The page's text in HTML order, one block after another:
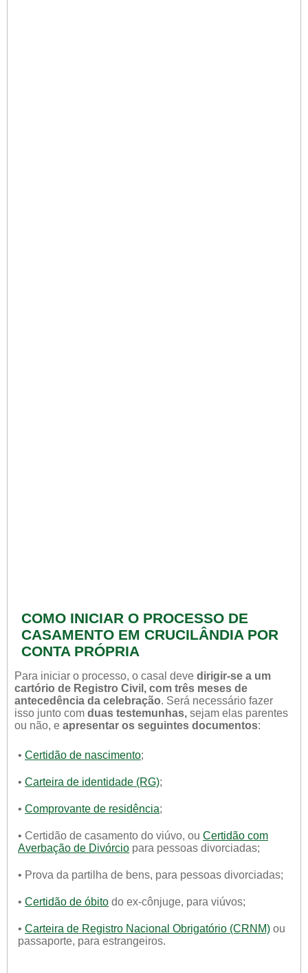
COMO INICIAR O PROCESSO DE
CASAMENTO EM CRUCILÂNDIA POR
CONTA PRÓPRIA
Para iniciar o processo, o casal deve dirigir-se a um
cartório de Registro Civil, com três meses de
antecedência da celebração. Será necessário fazer
isso junto com duas testemunhas, sejam elas parentes
ou não, e apresentar os seguintes documentos:
• Certidão de nascimento;
• Carteira de identidade (RG);
• Comprovante de residência;
• Certidão de casamento do viúvo, ou Certidão com
Averbação de Divórcio para pessoas divorciadas;
• Prova da partilha de bens, para pessoas divorciadas;
• Certidão de óbito do ex-cônjuge, para viúvos;
• Carteira de Registro Nacional Obrigatório (CRNM) ou
passaporte, para estrangeiros.